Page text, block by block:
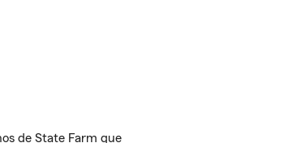
de State Farm que